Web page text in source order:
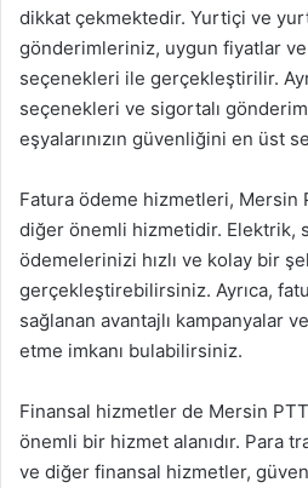
dikkat çekmektedir. Yurtiçi ve
gönderimleriniz, uygun fiyatlar ve
seçenekleri ile gerçekleştirilir.
seçenekleri ve sigortalı
eşyalarınızın güvenliğini en üst
Fatura ödeme hizmetleri, Mersin
diğer önemli hizmetidir. Elektrik,
ödemelerinizi hızlı ve kolay bir
gerçekleştirebilirsiniz. Ayrıca,
sağlanan avantajlı kampanyalar
etme imkanı bulabilirsiniz.
Finansal hizmetler de Mersin
önemli bir hizmet alanıdır. Para
ve diğer finansal hizmetler,